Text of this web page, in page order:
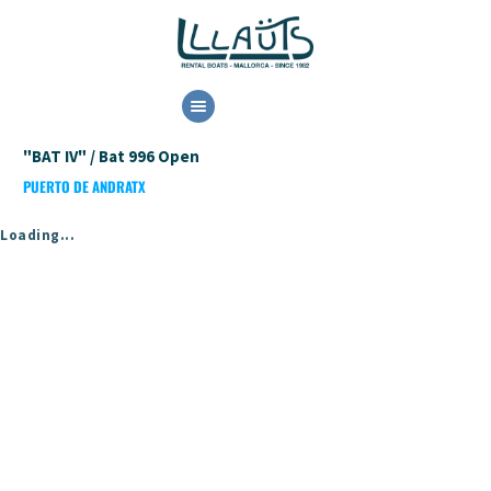
LOCATION
RESERVE
"BAT IV" / Bat 996 Open
PUERTO DE ANDRATX
Loading...